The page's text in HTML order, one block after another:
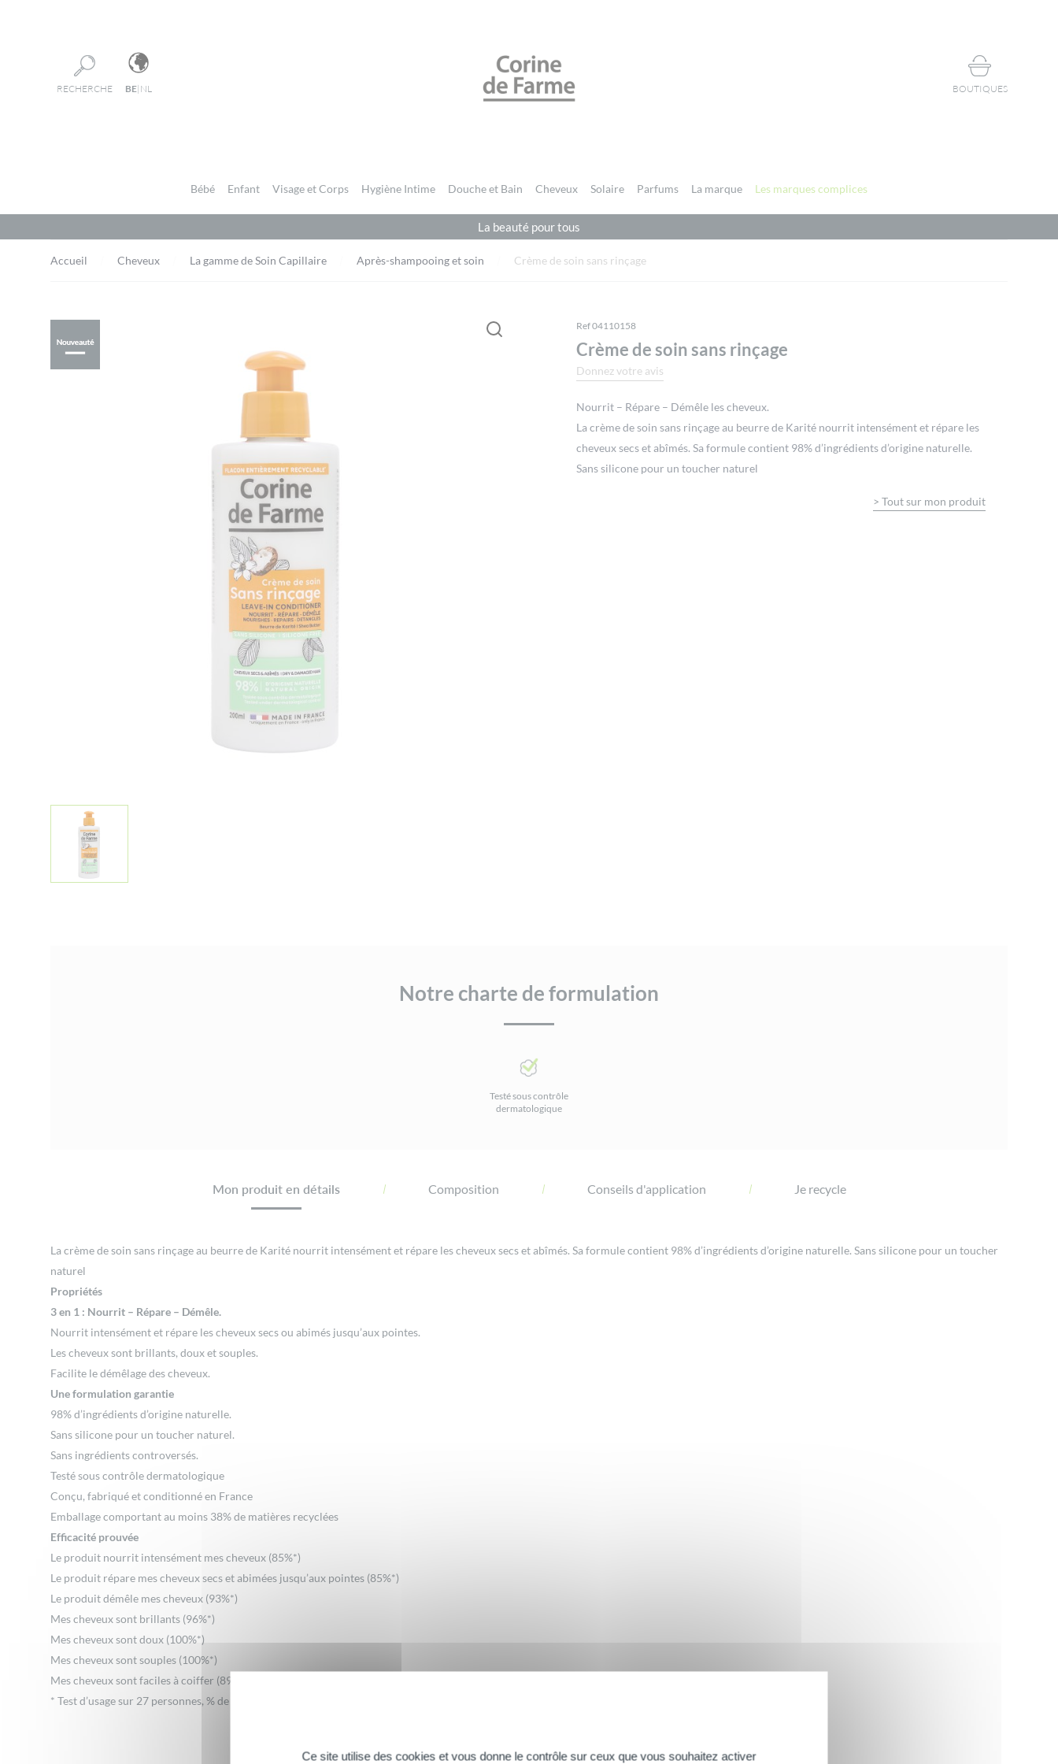
RECHERCHE BE| NL BOUTIQUES
Bébé Enfant Visage et Corps Hygiène Intime Douche et Bain Cheveux Solaire Parfums La marque Les marques complices
La beauté pour tous
Accueil Cheveux La gamme de Soin Capillaire Après-shampooing et soin Crème de soin sans rinçage
Ref 04110158
Crème de soin sans rinçage
Donnez votre avis
Nourrit – Répare – Démêle les cheveux.
La crème de soin sans rinçage au beurre de Karité nourrit intensément et répare les
cheveux secs et abîmés. Sa formule contient 98% d’ingrédients d’origine naturelle.
Sans silicone pour un toucher naturel
> Tout sur mon produit
Notre charte de formulation
Testé sous contrôle
dermatologique
Mon produit en détails Composition Conseils d'application Je recycle
La crème de soin sans rinçage au beurre de Karité nourrit intensément et répare les cheveux secs et abîmés. Sa formule contient 98% d’ingrédients d’origine naturelle. Sans silicone pour un toucher
naturel
Propriétés
3 en 1 : Nourrit – Répare – Démêle.
Nourrit intensément et répare les cheveux secs ou abimés jusqu’aux pointes.
Les cheveux sont brillants, doux et souples.
Facilite le démêlage des cheveux.
Une formulation garantie
98% d’ingrédients d’origine naturelle.
Sans silicone pour un toucher naturel.
Sans ingrédients controversés.
Testé sous contrôle dermatologique
Conçu, fabriqué et conditionné en France
Emballage comportant au moins 38% de matières recyclées
Efficacité prouvée
Le produit nourrit intensément mes cheveux (85%*)
Le produit répare mes cheveux secs et abimées jusqu’aux pointes (85%*)
Le produit démêle mes cheveux (93%*)
Mes cheveux sont brillants (96%*)
Mes cheveux sont doux (100%*)
Mes cheveux sont souples (100%*)
Mes cheveux sont faciles à coiffer (89*)
* Test d’usage sur 27 personnes, % de satisfaction, après 4 semaines d’utilisation, deux fois par semaine
Les avis de notre communauté
Vous devez êtreconnectépour publier un avis.
Ce site utilise des cookies et vous donne le contrôle sur ceux que vous souhaitez activer